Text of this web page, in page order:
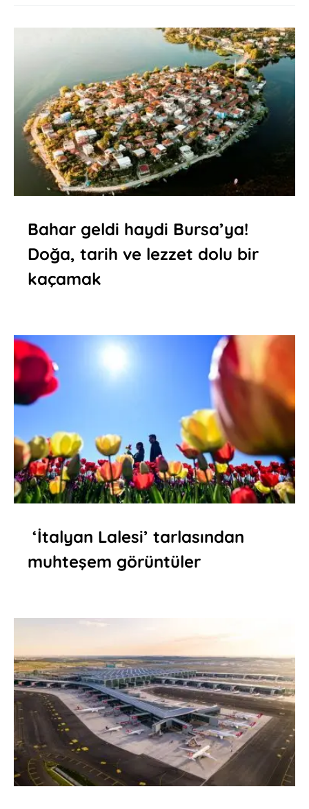
Bahar geldi haydi Bursa’ya!
Doğa, tarih ve lezzet dolu bir
kaçamak
‘İtalyan Lalesi’ tarlasından
muhteşem görüntüler